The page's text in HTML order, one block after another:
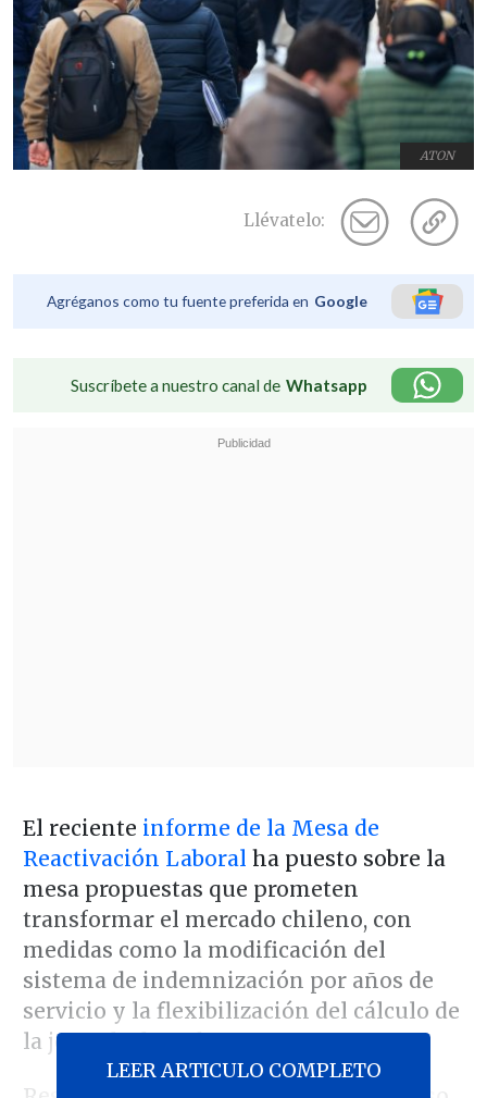
ATON
Llévatelo:
Agréganos como tu fuente preferida en Google
Suscríbete a nuestro canal de Whatsapp
El reciente informe de la Mesa de
Reactivación Laboral ha puesto sobre la
mesa propuestas que prometen
transformar el mercado chileno, con
medidas como la modificación del
sistema de indemnización por años de
servicio y la flexibilización del cálculo de
la jornada de 40 horas.
LEER ARTICULO COMPLETO